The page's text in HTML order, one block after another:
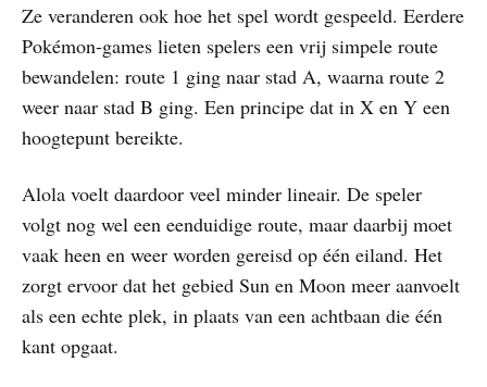
Ze veranderen ook hoe het spel wordt gespeeld. Eerdere
Pokémon-games lieten spelers een vrij simpele route
bewandelen: route 1 ging naar stad A, waarna route 2
weer naar stad B ging. Een principe dat in X en Y een
hoogtepunt bereikte.
Alola voelt daardoor veel minder lineair. De speler
volgt nog wel een eenduidige route, maar daarbij moet
vaak heen en weer worden gereisd op één eiland. Het
zorgt ervoor dat het gebied Sun en Moon meer aanvoelt
als een echte plek, in plaats van een achtbaan die één
kant opgaat.